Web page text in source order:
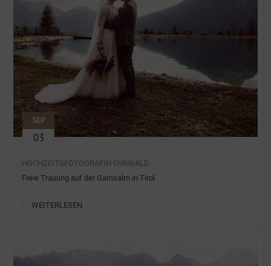
SEP
03
HOCHZEITSFOTOGRAFIN EHRWALD
Freie Trauung auf der Gamsalm in Tirol
WEITERLESEN